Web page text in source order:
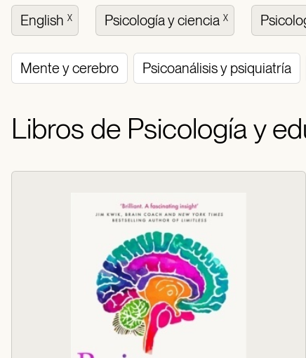
English X Psicología y ciencia X
Mente y cerebro Psicoanálisis y psiquiatría
Libros de Psicología y